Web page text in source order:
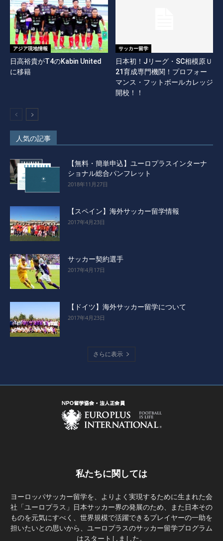
アジア現地情報
日高裕貴がT4のKabin United
に移籍
サッカー留学
日本初！Jリーグ・SC相模原Ｕ
21育成専門機関！プロフォー
マンス・フットボールカレッジ
開校！！
人気の記事
【無料・簡単申込】ユーロプラスインターナ
ショナル総合パンフレット
2018年11月27日
【スペイン】海外サッカー留学情報
2017年4月23日
サッカー契約選手
2017年4月17日
【ドイツ】海外サッカー留学について
2017年4月23日
さらに表示
私たちに関しては
ヨーロッパサッカー留学を、よりよく実現するために生まれた会
社「ユーロプラス」日本サッカー界の発展のため、また日本その
ものを元気にすべく、世界規模で活躍できるプレイヤーの一助を
担いたいとの思いから、ユーロプラスのサッカー留学プログラム
はスタートしました。